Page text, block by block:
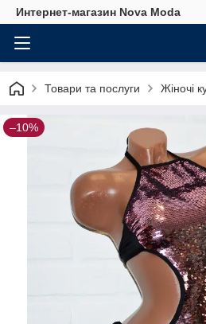
Интернет-магазин Nova Moda
Товари та послуги Жіночі
–10%